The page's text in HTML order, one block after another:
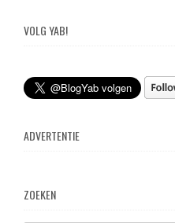
VOLG YAB!
ADVERTENTIE
ZOEKEN